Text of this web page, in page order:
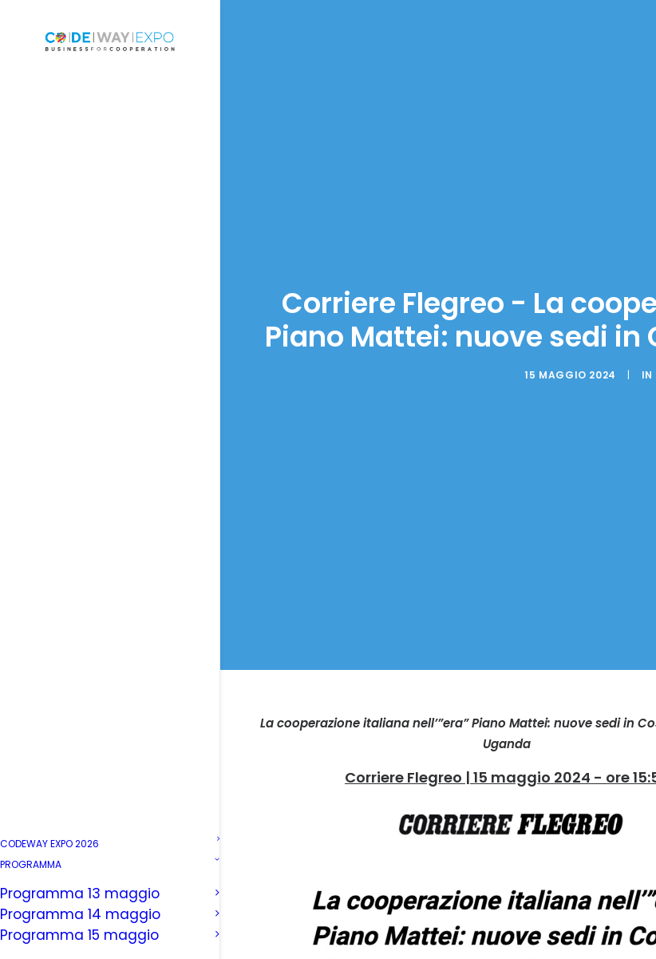
CODEWAY EXPO 2026
PROGRAMMA
Programma 13 maggio
Programma 14 maggio
Programma 15 maggio
Corriere Flegreo - La
Piano Mattei: nuove sedi in
15 MAGGIO 2024 | IN
La cooperazione italiana nell’”era” Piano Mattei: nuove sedi in
Uganda
Corriere Flegreo | 15 maggio 2024 - ore